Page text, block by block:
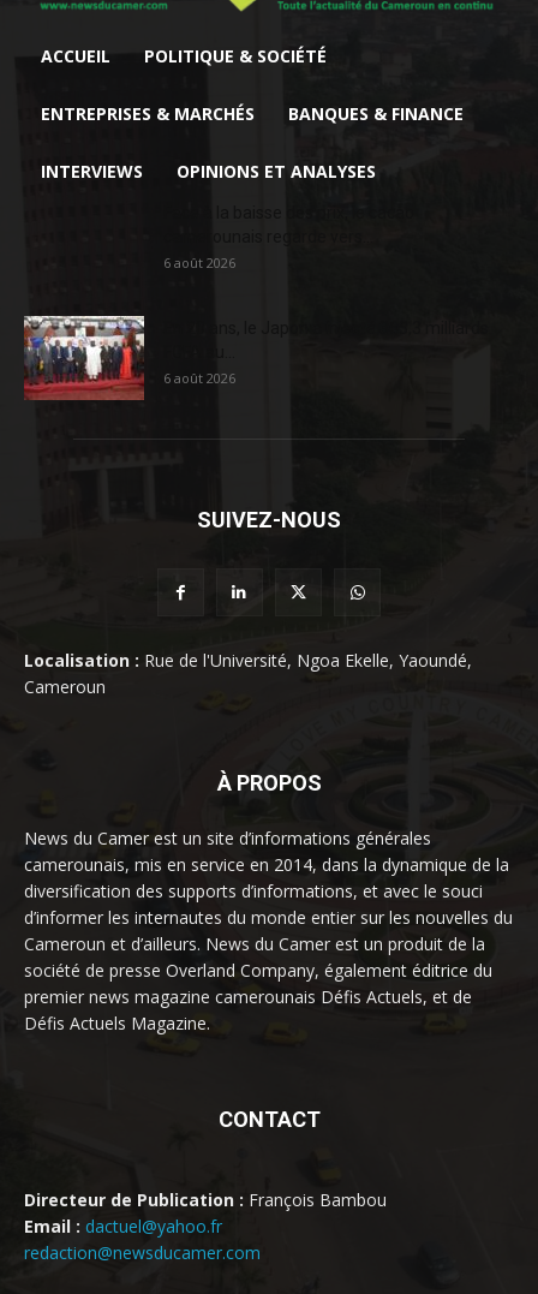
ACCUEIL POLITIQUE & SOCIÉTÉ
ENTREPRISES & MARCHÉS BANQUES & FINANCE
INTERVIEWS OPINIONS ET ANALYSES
6 août 2026
6 août 2026
SUIVEZ-NOUS
Localisation : Rue de l'Université, Ngoa Ekelle, Yaoundé,
Cameroun
À PROPOS
News du Camer est un site d’informations générales
camerounais, mis en service en 2014, dans la dynamique de la
diversification des supports d’informations, et avec le souci
d’informer les internautes du monde entier sur les nouvelles du
Cameroun et d’ailleurs. News du Camer est un produit de la
société de presse Overland Company, également éditrice du
premier news magazine camerounais Défis Actuels, et de
Défis Actuels Magazine.
CONTACT
Directeur de Publication : François Bambou
Email : dactuel@yahoo.fr
redaction@newsducamer.com